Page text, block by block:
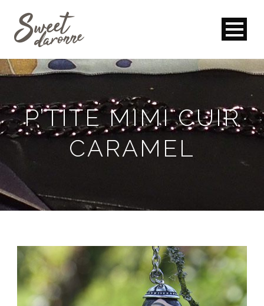
P’TITE MIMI CUIR
CARAMEL